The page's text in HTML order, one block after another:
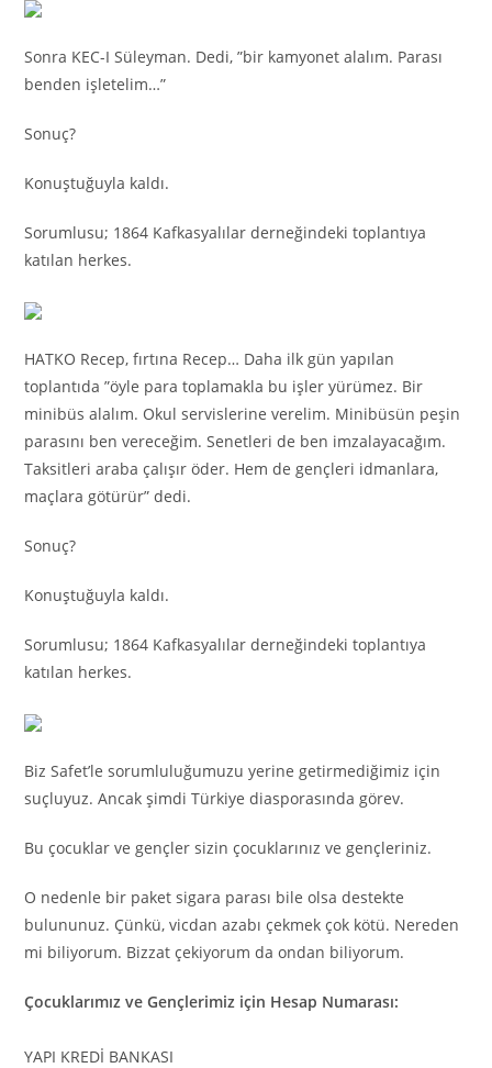
Sonra KEC-I Süleyman. Dedi, ”bir kamyonet alalım. Parası
benden işletelim…”
Sonuç?
Konuştuğuyla kaldı.
Sorumlusu; 1864 Kafkasyalılar derneğindeki toplantıya
katılan herkes.
HATKO Recep, fırtına Recep… Daha ilk gün yapılan
toplantıda ”öyle para toplamakla bu işler yürümez. Bir
minibüs alalım. Okul servislerine verelim. Minibüsün peşin
parasını ben vereceğim. Senetleri de ben imzalayacağım.
Taksitleri araba çalışır öder. Hem de gençleri idmanlara,
maçlara götürür” dedi.
Sonuç?
Konuştuğuyla kaldı.
Sorumlusu; 1864 Kafkasyalılar derneğindeki toplantıya
katılan herkes.
Biz Safet’le sorumluluğumuzu yerine getirmediğimiz için
suçluyuz. Ancak şimdi Türkiye diasporasında görev.
Bu çocuklar ve gençler sizin çocuklarınız ve gençleriniz.
O nedenle bir paket sigara parası bile olsa destekte
bulununuz. Çünkü, vicdan azabı çekmek çok kötü. Nereden
mi biliyorum. Bizzat çekiyorum da ondan biliyorum.
Çocuklarımız ve Gençlerimiz için Hesap Numarası:
YAPI KREDİ BANKASI